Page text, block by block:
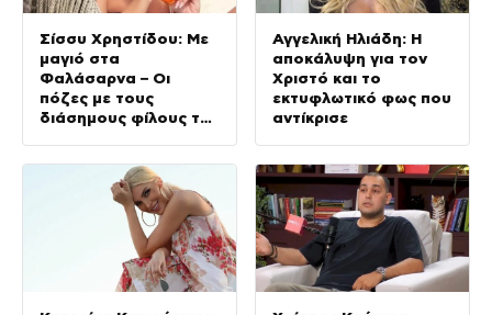
Σίσσυ Χρηστίδου: Με
μαγιό στα
Φαλάσαρνα – Οι
πόζες με τους
διάσημους φίλους της
Αγγελική Ηλιάδη: Η
αποκάλυψη για τον
Χριστό και το
εκτυφλωτικό φως που
αντίκρισε